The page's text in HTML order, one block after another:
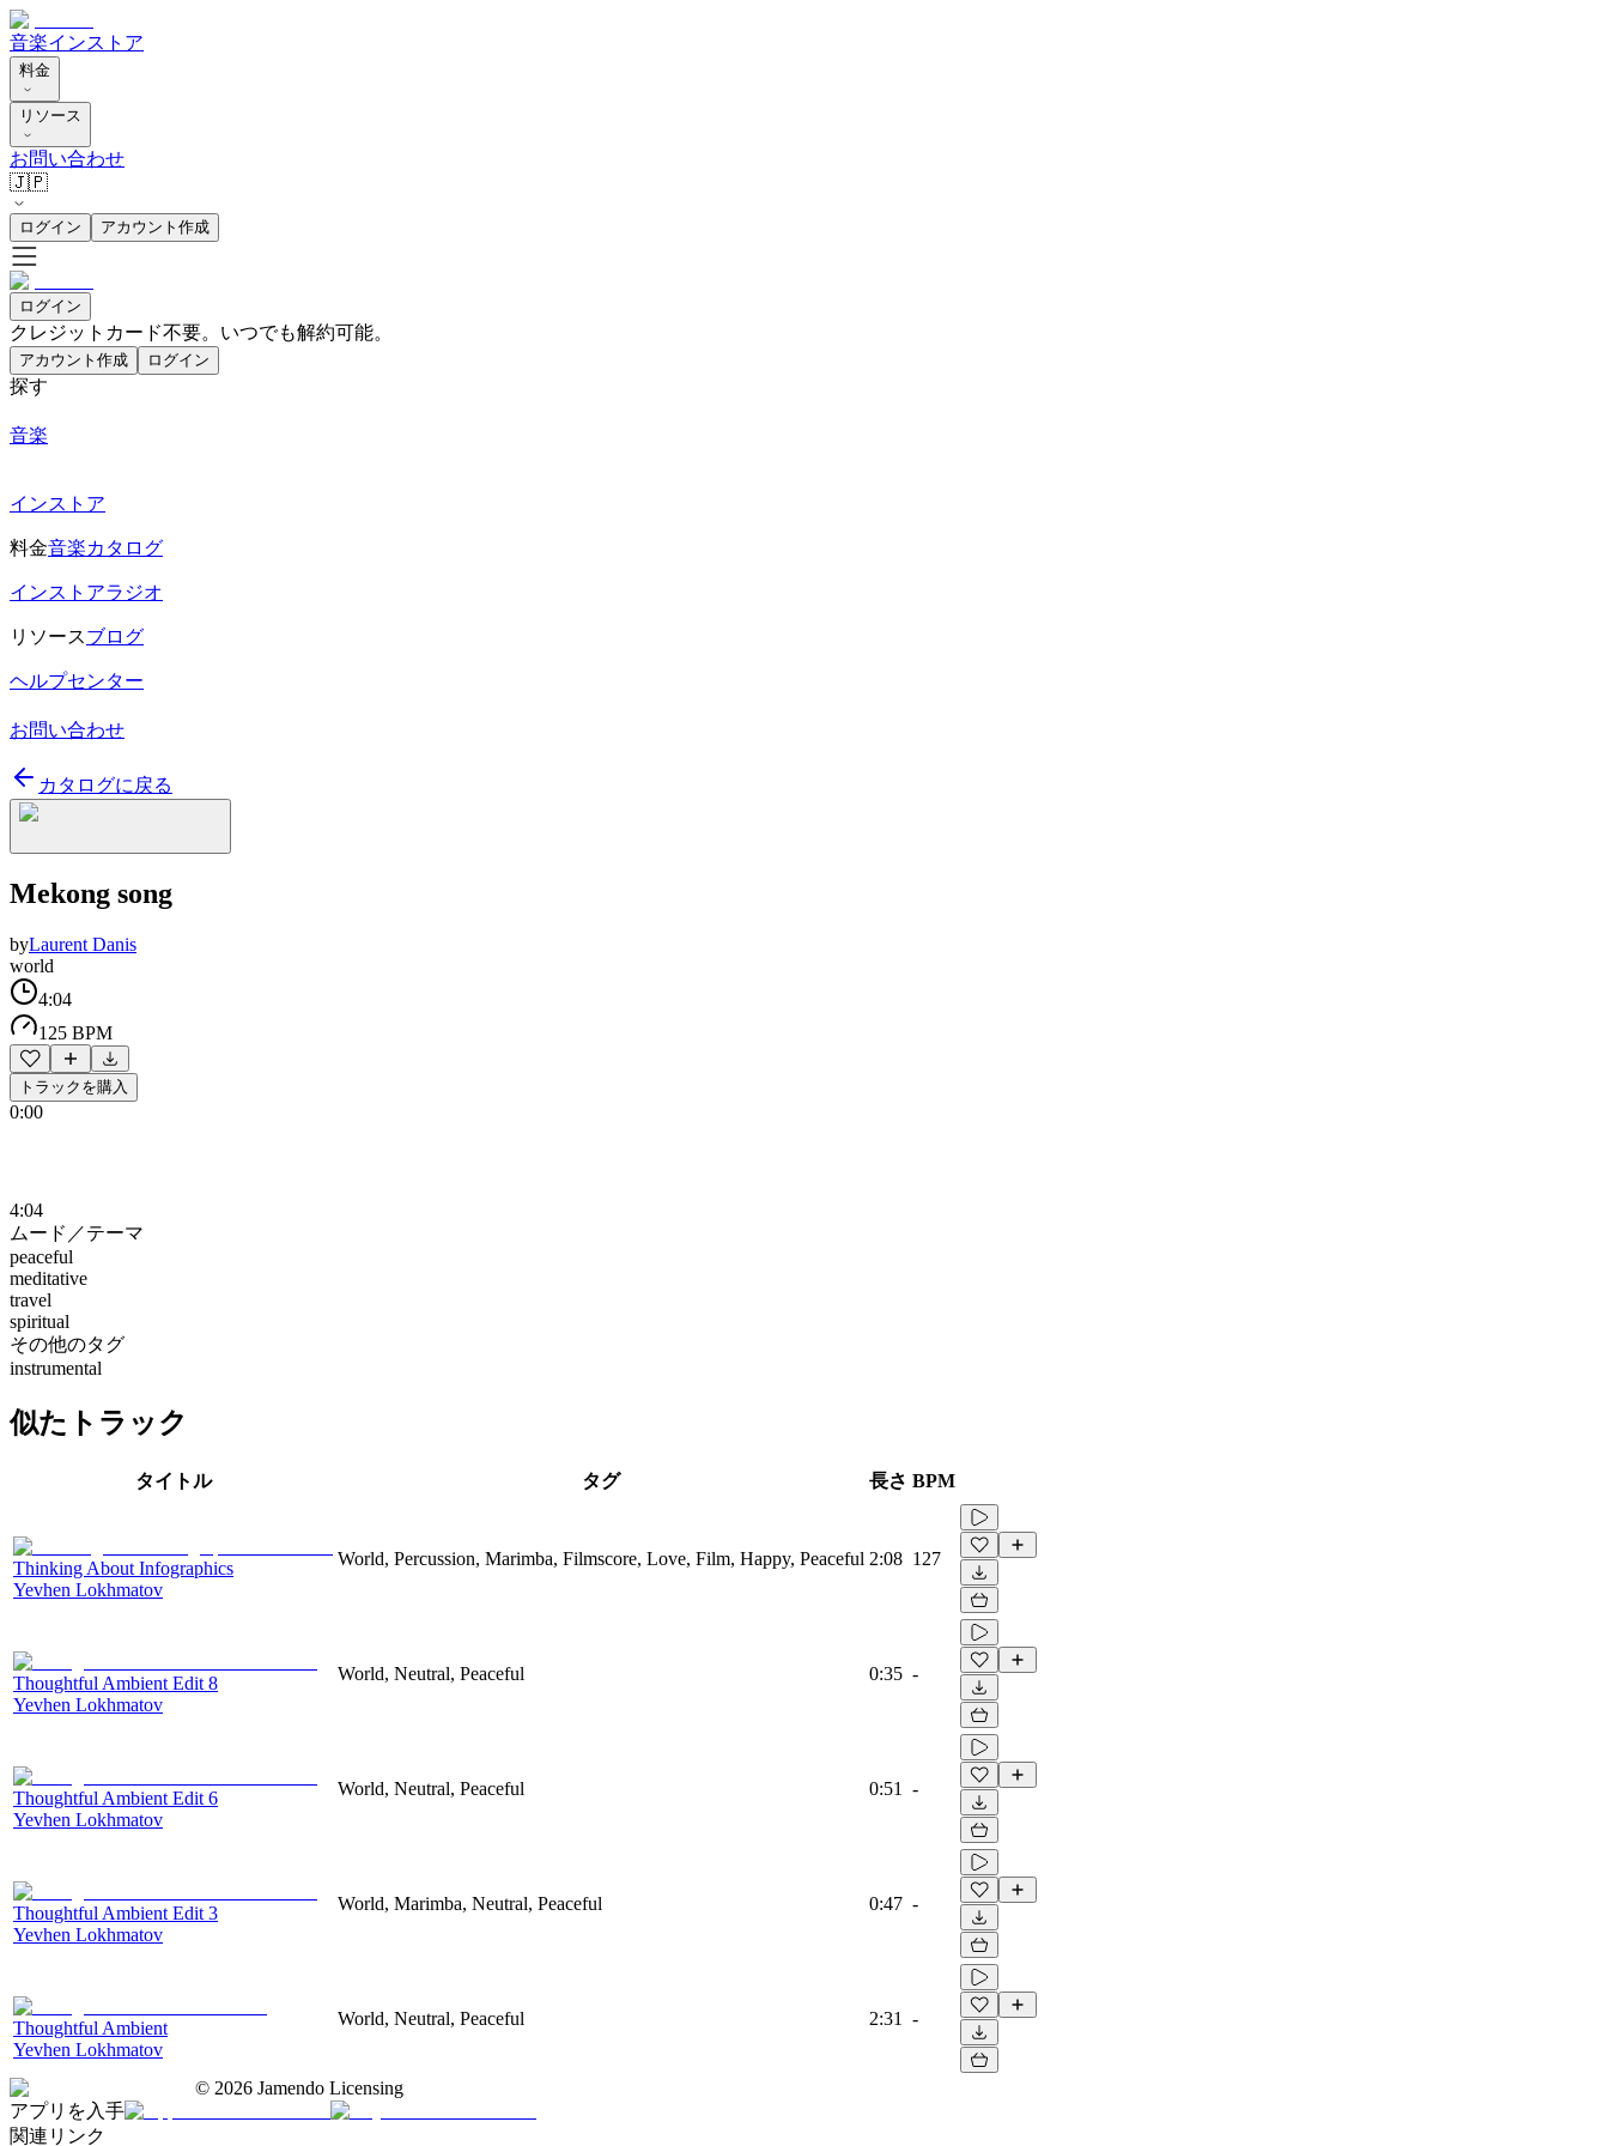
音楽インストア
料金
リソース
お問い合わせ
🇯🇵
ログイン アカウント作成
ログイン
クレジットカード不要。いつでも解約可能。
アカウント作成 ログイン
探す
音楽
インストア
料金音楽カタログ
インストアラジオ
リソースブログ
ヘルプセンター
お問い合わせ
カタログに戻る
Mekong song
byLaurent Danis
world
4:04
125 BPM
トラックを購入
0:00
4:04
ムード／テーマ
peaceful
meditative
travel
spiritual
その他のタグ
instrumental
似たトラック
タイトル タグ 長さ BPM
Thinking About Infographics
Yevhen Lokhmatov
World, Percussion, Marimba, Filmscore, Love, Film, Happy, Peaceful 2:08 127
Thoughtful Ambient Edit 8
Yevhen Lokhmatov
World, Neutral, Peaceful 0:35 -
Thoughtful Ambient Edit 6
Yevhen Lokhmatov
World, Neutral, Peaceful 0:51 -
Thoughtful Ambient Edit 3
Yevhen Lokhmatov
World, Marimba, Neutral, Peaceful 0:47 -
Thoughtful Ambient
Yevhen Lokhmatov
World, Neutral, Peaceful 2:31 -
© 2026 Jamendo Licensing
アプリを入手
関連リンク